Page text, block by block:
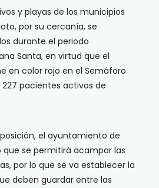
y playas de los municipios
por su cercanía, se
durante el periodo
Santa, en virtud que el
en color rojo en el Semáforo
pacientes activos de
el ayuntamiento de
se permitirá acampar las
por lo que se va establecer la
deben guardar entre las